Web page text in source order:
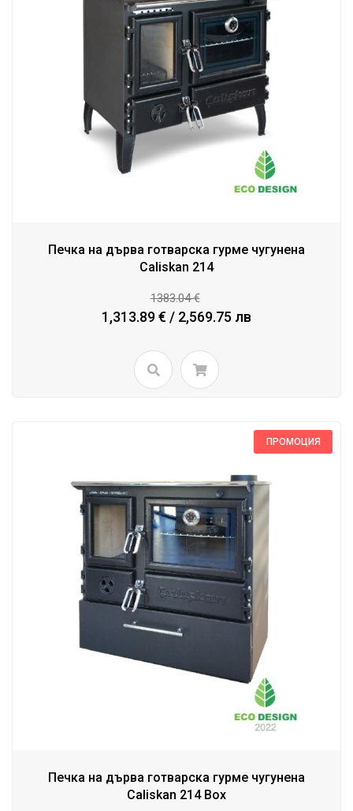
Печка на дърва готварска гурме чугунена
Caliskan 214
1383.04 €
1,313.89 € / 2,569.75 лв
ПРОМОЦИЯ
Печка на дърва готварска гурме чугунена
Caliskan 214 Box